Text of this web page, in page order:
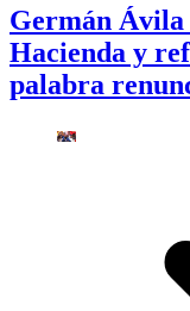
Germán
Hacienda y
palabra